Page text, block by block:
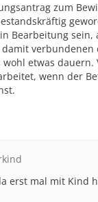
zum
Bearbeitung sein,
verbundenen
wohl etwas
wenn der
erst mal mit Kind